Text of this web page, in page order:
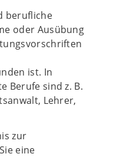
berufliche
oder Ausübung
ist. In
Berufe sind z. B.
Lehrer,
zur
eine